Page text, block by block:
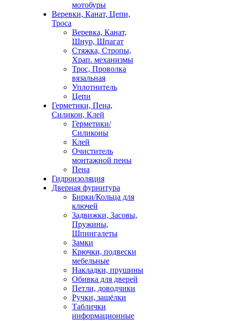
мотобуры
Веревки, Канат, Цепи,
Троса
Веревка, Канат,
Шнур, Шпагат
Стяжка, Стропы,
Храп. механизмы
Трос, Проволка
вязальная
Уплотнитель
Цепи
Герметики, Пена,
Силикон, Клей
Герметики/
Силиконы
Клей
Очиститель
монтажной пены
Пена
Гидроизоляция
Дверная фурнитура
Бирки/Кольца для
ключей
Задвижки, Засовы,
Пружины,
Шпингалеты
Замки
Крючки, подвески
мебельные
Накладки, прушины
Обивка для дверей
Петли, доводчики
Ручки, защёлки
Таблички
информационные